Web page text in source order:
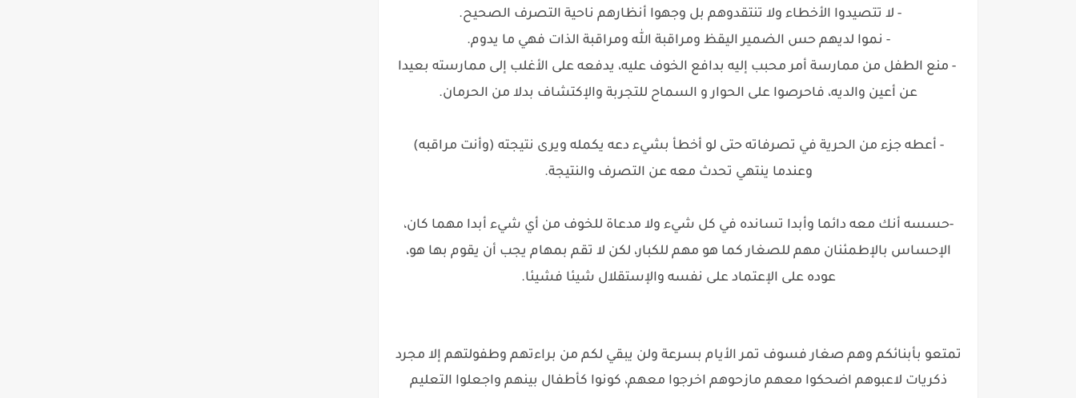
- لا تتصيدوا الأخطاء ولا تنتقدوهم بل وجهوا أنظارهم ناحية التصرف الصحيح.
- نموا لديهم حس الضمير اليقظ ومراقبة الله ومراقبة الذات فهي ما يدوم.
- منع الطفل من ممارسة أمر محبب إليه بدافع الخوف عليه، يدفعه على الأغلب إلى ممارسته بعيدا
عن أعين والديه، فاحرصوا على الحوار و السماح للتجربة والإكتشاف بدلا من الحرمان.
- أعطه جزء من الحرية في تصرفاته حتى لو أخطأ بشيء دعه يكمله ويرى نتيجته (وأنت مراقبه)
وعندما ينتهي تحدث معه عن التصرف والنتيجة.
-حسسه أنك معه دائما وأبدا تسانده في كل شيء ولا مدعاة للخوف من أي شيء أبدا مهما كان،
الإحساس بالإطمئنان مهم للصغار كما هو مهم للكبار، لكن لا تقم بمهام يجب أن يقوم بها هو،
عوده على الإعتماد على نفسه والإستقلال شيئا فشيئا.
تمتعو بأبنائكم وهم صغار فسوف تمر الأيام بسرعة ولن يبقي لكم من براءتهم وطفولتهم إلا مجرد
ذكريات لاعبوهم اضحكوا معهم مازحوهم اخرجوا معهم، كونوا كأطفال بينهم واجعلوا التعليم